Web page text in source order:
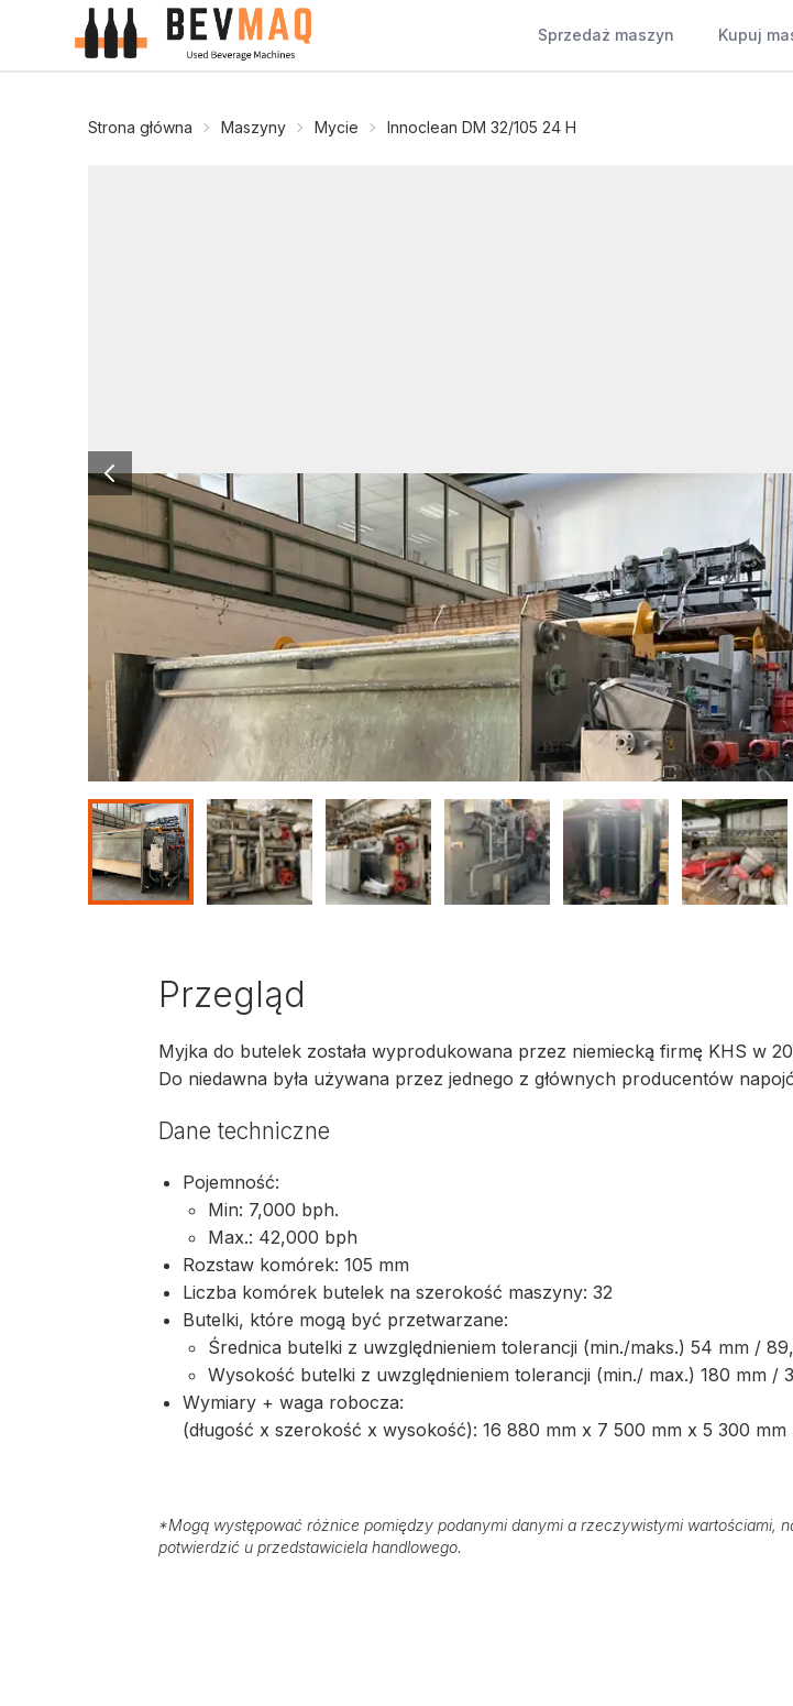
Sprzedaż maszyn Kupuj
Strona główna Maszyny Mycie Innoclean DM 32/105 24 H
Przegląd
Myjka do butelek została wyprodukowana przez niemiecką firmę KHS w
Do niedawna była używana przez jednego z głównych producentów
Dane techniczne
Pojemność:
Min: 7,000 bph.
Max.: 42,000 bph
Rozstaw komórek: 105 mm
Liczba komórek butelek na szerokość maszyny: 32
Butelki, które mogą być przetwarzane:
Średnica butelki z uwzględnieniem tolerancji (min./maks.) 54 mm /
Wysokość butelki z uwzględnieniem tolerancji (min./ max.) 180 mm /
Wymiary + waga robocza:
(długość x szerokość x wysokość): 16 880 mm x 7 500 mm x 5 300 mm
*Mogą występować różnice pomiędzy podanymi danymi a rzeczywistymi wartościami,
potwierdzić u przedstawiciela handlowego.